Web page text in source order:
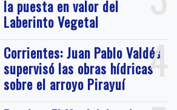
la puesta en valor del
Laberinto Vegetal
4
Corrientes: Juan Pablo Valdés
supervisó las obras hídricas
sobre el arroyo Pirayuí